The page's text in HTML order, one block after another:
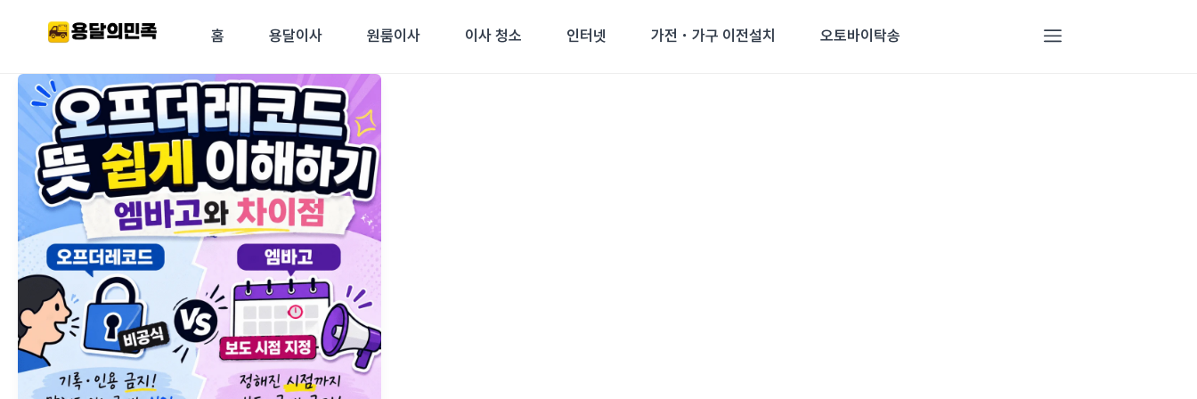
건너뛰기
홈 용달이사 원룸이사 이사 청소 인터넷 가전・가구 이전설치 오토바이탁송